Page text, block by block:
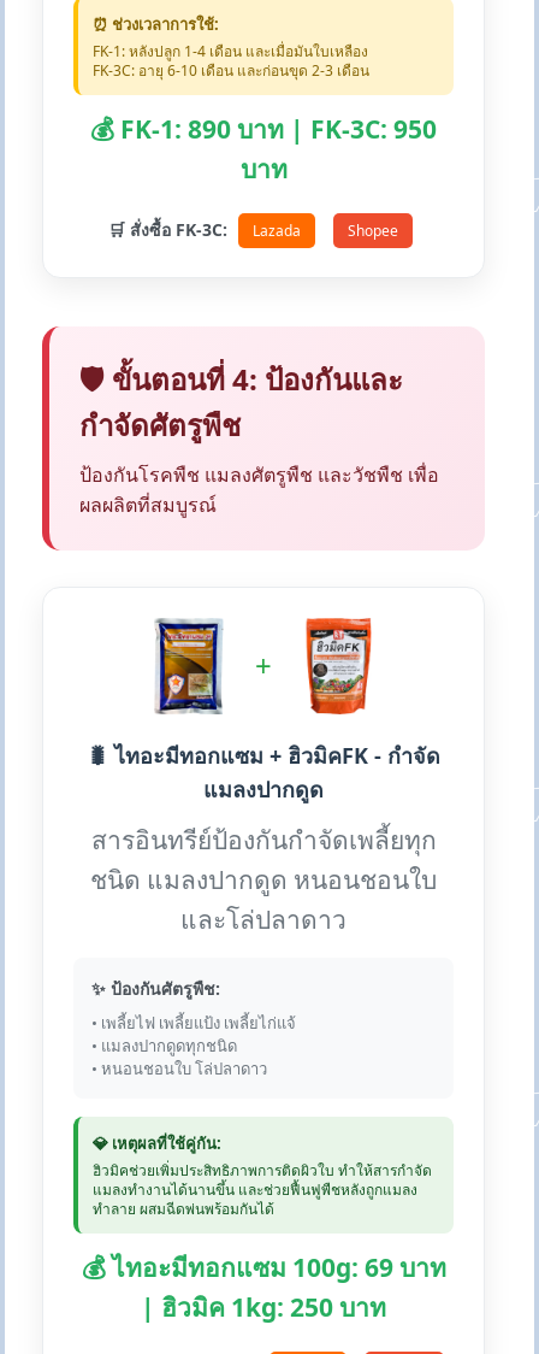
⏰ ช่วงเวลาการใช้:
FK-1: หลังปลูก 1-4 เดือน และเมื่อมันใบเหลือง
FK-3C: อายุ 6-10 เดือน และก่อนขุด 2-3 เดือน
💰 FK-1: 890 บาท | FK-3C: 950
บาท
🛒 สั่งซื้อ FK-3C: Lazada Shopee
🛡️ ขั้นตอนที่ 4: ป้องกันและ
กำจัดศัตรูพืช
ป้องกันโรคพืช แมลงศัตรูพืช และวัชพืช เพื่อ
ผลผลิตที่สมบูรณ์
+
🐛 ไทอะมีทอกแซม + ฮิวมิคFK - กำจัด
แมลงปากดูด
สารอินทรีย์ป้องกันกำจัดเพลี้ยทุก
ชนิด แมลงปากดูด หนอนชอนใบ
และโล่ปลาดาว
✨ ป้องกันศัตรูพืช:
• เพลี้ยไฟ เพลี้ยแป้ง เพลี้ยไก่แจ้
• แมลงปากดูดทุกชนิด
• หนอนชอนใบ โล่ปลาดาว
💎 เหตุผลที่ใช้คู่กัน:
ฮิวมิคช่วยเพิ่มประสิทธิภาพการติดผิวใบ ทำให้สารกำจัด
แมลงทำงานได้นานขึ้น และช่วยฟื้นฟูพืชหลังถูกแมลง
ทำลาย ผสมฉีดพ่นพร้อมกันได้
💰 ไทอะมีทอกแซม 100g: 69 บาท
| ฮิวมิค 1kg: 250 บาท